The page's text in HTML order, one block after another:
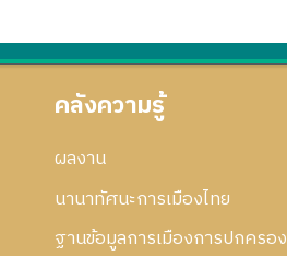
คลังความรู้
ผลงาน
นานาทัศนะการเมืองไทย
ฐานข้อมูลการเมืองการปกครอง